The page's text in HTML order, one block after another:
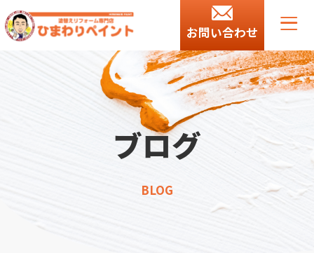
お問い合わせ
ブログ
BLOG